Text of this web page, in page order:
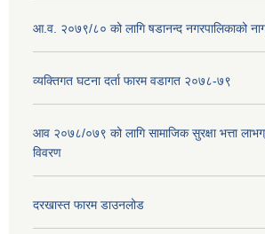
आ.व. २०७९/८० को लागि षडानन्द नगरपालिकाको
व्यक्तिगत घटना दर्ता फारम वडागत २०७८-७९
आव २०७८/०७९ को लागि सामाजिक सुरक्षा भत्ता
विवरण
दरखास्त फारम डाउनलोड